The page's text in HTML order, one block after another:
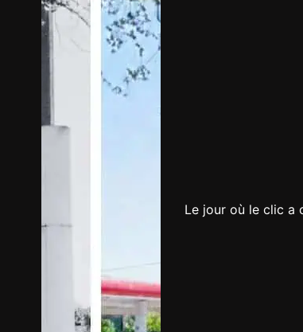
Le jour où le clic a